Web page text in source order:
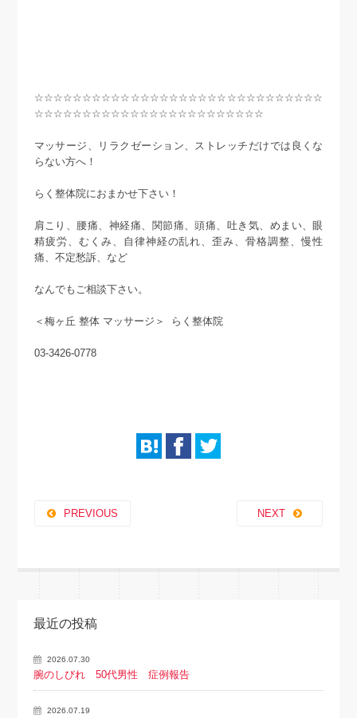
☆☆☆☆☆☆☆☆☆☆☆☆☆☆☆☆☆☆☆☆☆☆☆☆☆☆☆☆☆☆
☆☆☆☆☆☆☆☆☆☆☆☆☆☆☆☆☆☆☆☆☆☆☆☆
マッサージ、リラクゼーション、ストレッチだけでは良くな
らない方へ！
らく整体院におまかせ下さい！
肩こり、腰痛、神経痛、関節痛、頭痛、吐き気、めまい、眼
精疲労、むくみ、自律神経の乱れ、歪み、骨格調整、慢性
痛、不定愁訴、など
なんでもご相談下さい。
＜梅ヶ丘 整体 マッサージ＞ らく整体院
03-3426-0778
PREVIOUS NEXT
最近の投稿
2026.07.30
腕のしびれ 50代男性 症例報告
2026.07.19